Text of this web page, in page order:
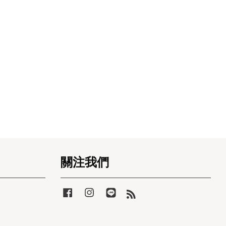
關注我們
FacebookInstagramLine